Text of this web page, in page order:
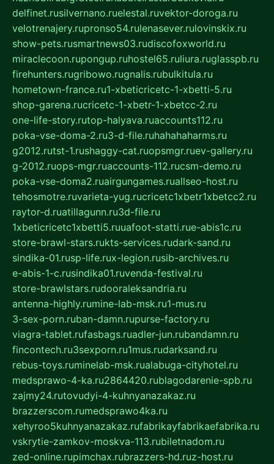
delfinet.rusilvernano.ruelestal.ruvektor-doroga.ru
velotrenajery.rupronso54.rulenasever.rulovinskix.ru
show-pets.rusmartnews03.rudiscofoxworld.ru
miraclecoon.rupongup.ruhostel65.ruliura.ruglasspb.ru
firehunters.rugribowo.rugnalis.rubulkitula.ru
hometown-france.ru1-xbeticricetc-1-xbetti-5.ru
shop-garena.rucricetc-1-xbetr-1-xbetcc-2.ru
one-life-story.rutop-halyava.ruaccounts112.ru
poka-vse-doma-2.ru3-d-file.ruhahahaharms.ru
g2012.rutst-1.rushaggy-cat.ruopsmgr.ruev-gallery.ru
g-2012.ruops-mgr.ruaccounts-112.rucsm-demo.ru
poka-vse-doma2.ruairgungames.ruallseo-host.ru
tehosmotre.ruvarieta-yug.rucricetc1xbetr1xbetcc2.ru
raytor-d.ruatillagunn.ru3d-file.ru
1xbeticricetc1xbetti5.ruuafoot-statti.rue-abis1c.ru
store-brawl-stars.rukts-services.rudark-sand.ru
sindika-01.rusp-life.rux-legion.rusib-archives.ru
e-abis-1-c.rusindika01.ruvenda-festival.ru
store-brawlstars.rudooraleksandria.ru
antenna-highly.rumine-lab-msk.ru1-mus.ru
3-sex-porn.ruban-damn.rupurse-factory.ru
viagra-tablet.rufasbags.ruadler-jun.rubandamn.ru
fincontech.ru3sexporn.ru1mus.rudarksand.ru
rebus-toys.ruminelab-msk.rualabuga-cityhotel.ru
medsprawo-4-ka.ru2864420.rublagodarenie-spb.ru
zajmy24.rutovudyi-4-kuhnyanazakaz.ru
brazzerscom.rumedsprawo4ka.ru
xehyroo5kuhnyanazakaz.rufabrikayfabrikaefabrika.ru
vskrytie-zamkov-moskva-113.rubiletnadom.ru
zed-online.rupimchax.rubrazzers-hd.ruz-host.ru